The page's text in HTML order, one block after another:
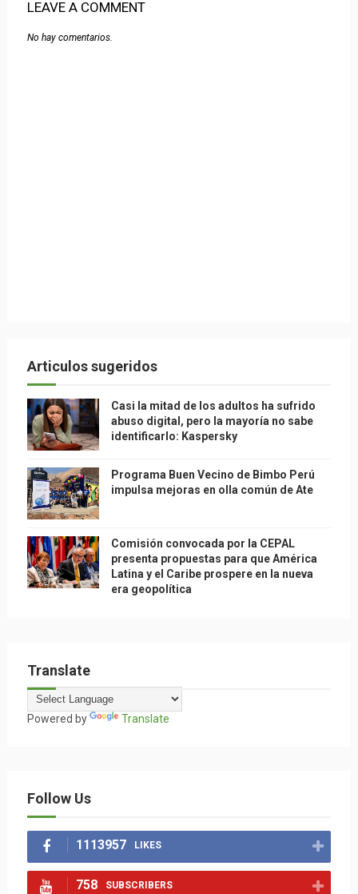
LEAVE A COMMENT
No hay comentarios.
Articulos sugeridos
Casi la mitad de los adultos ha sufrido
abuso digital, pero la mayoría no sabe
identificarlo: Kaspersky
Programa Buen Vecino de Bimbo Perú
impulsa mejoras en olla común de Ate
Comisión convocada por la CEPAL
presenta propuestas para que América
Latina y el Caribe prospere en la nueva
era geopolítica
Translate
Powered by Translate
Follow Us
1113957 LIKES
758 SUBSCRIBERS